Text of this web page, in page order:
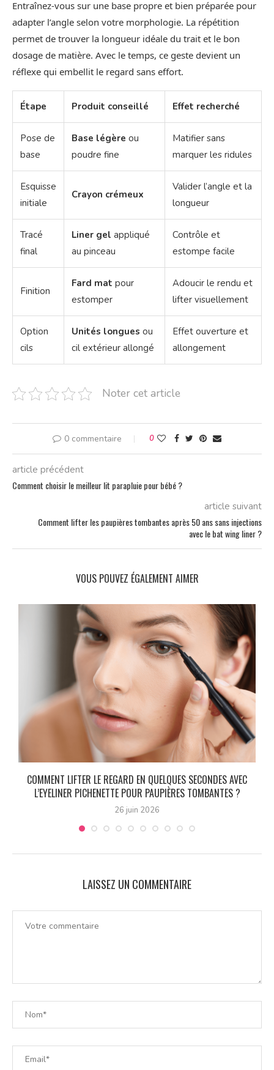
Entraînez-vous sur une base propre et bien préparée pour
adapter l’angle selon votre morphologie. La répétition
permet de trouver la longueur idéale du trait et le bon
dosage de matière. Avec le temps, ce geste devient un
réflexe qui embellit le regard sans effort.
Étape Produit conseillé Effet recherché
Pose de
base
Base légère ou
poudre fine
Matifier sans
marquer les ridules
Esquisse
initiale
Crayon crémeux
Valider l’angle et la
longueur
Tracé
final
Liner gel appliqué
au pinceau
Contrôle et
estompe facile
Finition
Fard mat pour
estomper
Adoucir le rendu et
lifter visuellement
Option
cils
Unités longues ou
cil extérieur allongé
Effet ouverture et
allongement
Noter cet article
0 commentaire 0
article précédent
Comment choisir le meilleur lit parapluie pour bébé ?
article suivant
Comment lifter les paupières tombantes après 50 ans sans injections
avec le bat wing liner ?
VOUS POUVEZ ÉGALEMENT AIMER
COMMENT LIFTER LE REGARD EN QUELQUES SECONDES AVEC
L’EYELINER PICHENETTE POUR PAUPIÈRES TOMBANTES ?
26 juin 2026
LAISSEZ UN COMMENTAIRE